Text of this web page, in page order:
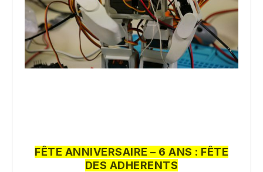
FÊTE ANNIVERSAIRE – 6 ANS : FÊTE
DES ADHERENTS